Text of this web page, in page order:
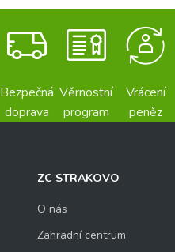
Bezpečná
doprava
Věrnostní
program
Vrácení
peněz
ZC STRAKOVO
O nás
Zahradní centrum